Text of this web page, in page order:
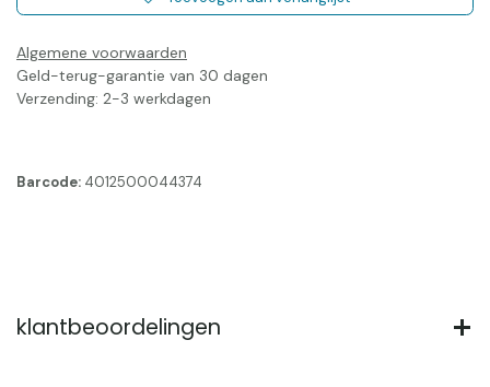
Algemene voorwaarden
Geld-terug-garantie van 30 dagen
Verzending: 2-3 werkdagen
Barcode: 4012500044374
klantbeoordelingen